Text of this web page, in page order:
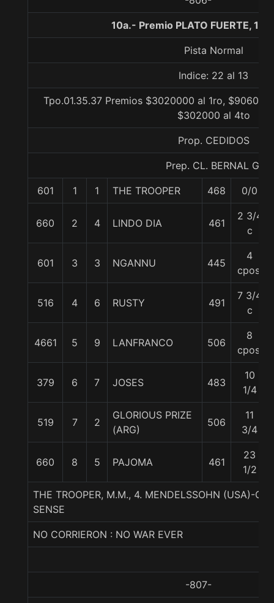
10a.- Premio PLATO FUERTE,
Pista Normal
Indice: 22 al 13
Tpo.01.35.37 Premios $3020000 al 1ro,
$302000 al 4to
Prop. CEDIDOS
Prep. CL. BERNAL G.
601 1 1 THE TROOPER 468 0/0
660 2 4 LINDO DIA 461
2 3/4
c
601 3 3 NGANNU 445
4
cpos.
516 4 6 RUSTY 491
7 3/4
c
4661 5 9 LANFRANCO 506
8
cpos.
379 6 7 JOSES 483
10
1/4
519 7 2
GLORIOUS PRIZE
(ARG)
506
11
3/4
660 8 5 PAJOMA 461
23
1/2
THE TROOPER, M.M., 4. MENDELSSOHN (USA)-
SENSE
NO CORRIERON : NO WAR EVER
-807-